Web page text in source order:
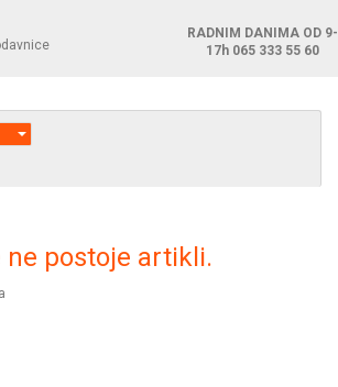
RADNIM DANIMA OD 9-
17h 065 333 55 60
postoje artikli.